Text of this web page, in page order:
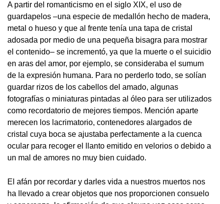
A partir del romanticismo en el siglo XIX, el uso de
guardapelos –una especie de medallón hecho de madera,
metal o hueso y que al frente tenía una tapa de cristal
adosada por medio de una pequeña bisagra para mostrar
el contenido– se incrementó, ya que la muerte o el suicidio
en aras del amor, por ejemplo, se consideraba el sumum
de la expresión humana. Para no perderlo todo, se solían
guardar rizos de los cabellos del amado, algunas
fotografías o miniaturas pintadas al óleo para ser utilizados
como recordatorio de mejores tiempos. Mención aparte
merecen los lacrimatorio, contenedores alargados de
cristal cuya boca se ajustaba perfectamente a la cuenca
ocular para recoger el llanto emitido en velorios o debido a
un mal de amores no muy bien cuidado.
El afán por recordar y darles vida a nuestros muertos nos
ha llevado a crear objetos que nos proporcionen consuelo